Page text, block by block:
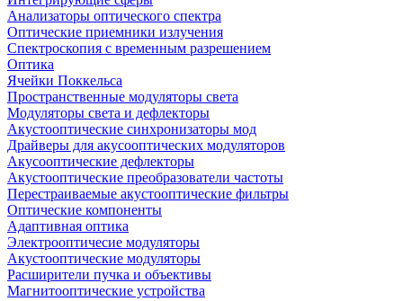
Анализаторы оптического спектра
Оптические приемники излучения
Спектроскопия с временным разрешением
Оптика
Ячейки Поккельса
Пространственные модуляторы света
Модуляторы света и дефлекторы
Акустооптические синхронизаторы мод
Драйверы для акусооптических модуляторов
Акусооптические дефлекторы
Акустооптические преобразователи частоты
Перестраиваемые акустооптические фильтры
Оптические компоненты
Адаптивная оптика
Электрооптичесие модуляторы
Акустооптические модуляторы
Расширители пучка и объективы
Магнитооптические устройства